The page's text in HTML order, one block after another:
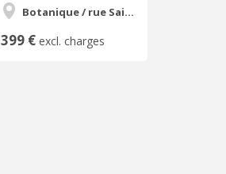
Botanique / rue Saint-Gilles / Jonfosse
399 € excl. charges